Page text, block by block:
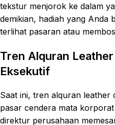
tekstur menjorok ke dalam
demikian, hadiah yang Anda
terlihat pasaran atau
Tren Alquran
Eksekutif
Saat ini, tren alquran
pasar cendera mata
direktur perusahaan